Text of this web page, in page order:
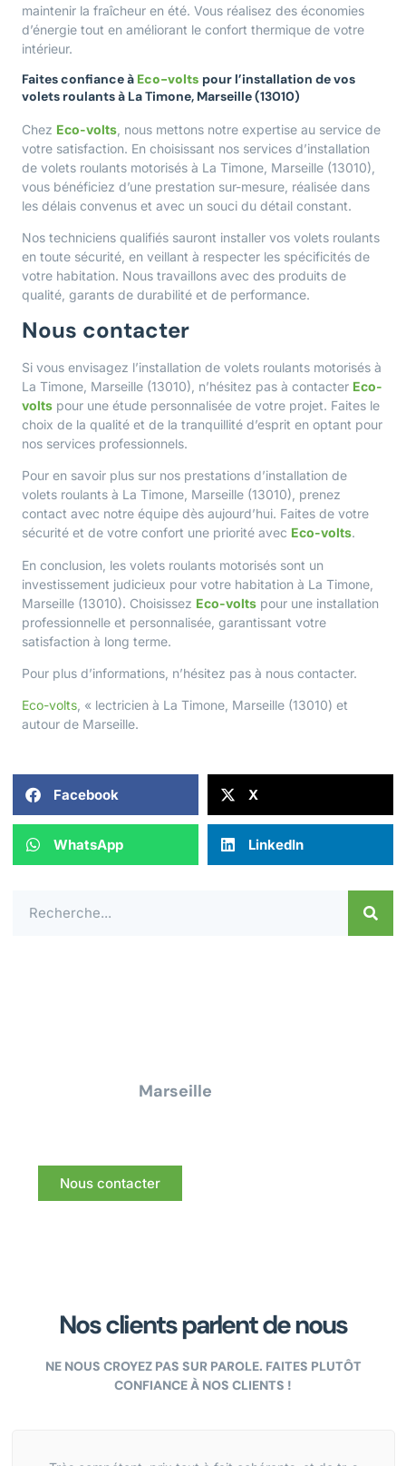
maintenir la fraîcheur en été. Vous réalisez des économies
d’énergie tout en améliorant le confort thermique de votre
intérieur.
Faites confiance à Eco-volts pour l’installation de vos
volets roulants à La Timone, Marseille (13010)
Chez Eco-volts , nous mettons notre expertise au service de
votre satisfaction. En choisissant nos services d’installation
de volets roulants motorisés à La Timone, Marseille (13010),
vous bénéficiez d’une prestation sur-mesure, réalisée dans
les délais convenus et avec un souci du détail constant.
Nos techniciens qualifiés sauront installer vos volets roulants
en toute sécurité, en veillant à respecter les spécificités de
votre habitation. Nous travaillons avec des produits de
qualité, garants de durabilité et de performance.
Nous contacter
Si vous envisagez l’installation de volets roulants motorisés à
La Timone, Marseille (13010), n’hésitez pas à contacter Eco-
volts pour une étude personnalisée de votre projet. Faites le
choix de la qualité et de la tranquillité d’esprit en optant pour
nos services professionnels.
Pour en savoir plus sur nos prestations d’installation de
volets roulants à La Timone, Marseille (13010), prenez
contact avec notre équipe dès aujourd’hui. Faites de votre
sécurité et de votre confort une priorité avec Eco-volts.
En conclusion, les volets roulants motorisés sont un
investissement judicieux pour votre habitation à La Timone,
Marseille (13010). Choisissez Eco-volts pour une installation
professionnelle et personnalisée, garantissant votre
satisfaction à long terme.
Pour plus d’informations, n’hésitez pas à nous contacter.
Eco-volts , « lectricien à La Timone, Marseille (13010) et
autour de Marseille.
Facebook X
WhatsApp LinkedIn
Marseille
Nous contacter
Nos clients parlent de nous
NE NOUS CROYEZ PAS SUR PAROLE. FAITES PLUTÔT
CONFIANCE À NOS CLIENTS !